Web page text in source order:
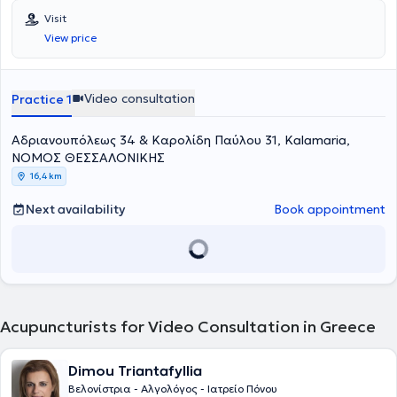
University of Thessaly in July 1997. After completing her rural
service, she specialized in Internal Medicine at the Pathology Clinic
of Kastoria Hospital and the 2nd Propaedeutic Pathology Clinic of
Hippokration Hospital in Thessaloniki, obtaining her specialty
General Clinic of Thessaloniki from 2005 to 2022.
Visit
View price
Practice 1 Video consultation
Αδριανουπόλεως 34 & Καρολίδη Παύλου 31, Kalamaria,
ΝΟΜΟΣ ΘΕΣΣΑΛΟΝΙΚΗΣ
16,4 km
Next availability Book appointment
Acupuncturists for Video Consultation in Greece
Dimou Triantafyllia
Βελονίστρια - Αλγολόγος - Ιατρείο Πόνου